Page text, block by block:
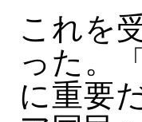
これを
った。
に重要